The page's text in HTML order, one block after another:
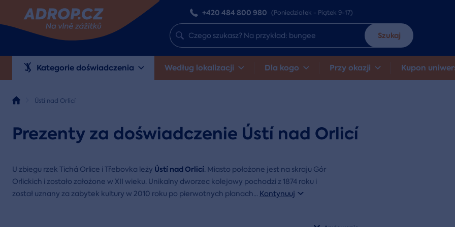
+420 484 800 980 (Poniedziałek - Piątek 9-17)
Szukaj
Kategorie doświadczenia Według lokalizacji Dla kogo Przy okazji Kupon
Ústí nad Orlicí
Prezenty za doświadczenie Ústí nad Orlicí
U zbiegu rzek Tichá Orlice i Třebovka leży Ústí nad Orlicí. Miasto położone jest na skraju Gór
Orlickich i zostało założone w XII wieku. Unikalny dworzec kolejowy pochodzi z 1874 roku i
został uznany za zabytek kultury w 2010 roku po pierwotnych planach... Kontynuuj